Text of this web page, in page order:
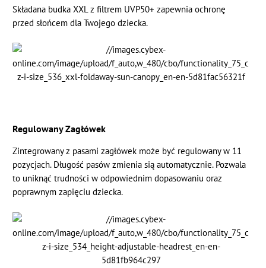
Składana budka XXL z filtrem UVP50+ zapewnia ochronę
przed słońcem dla Twojego dziecka.
Regulowany Zagłówek
Zintegrowany z pasami zagłówek może być regulowany w 11
pozycjach. Długość pasów zmienia sią automatycznie. Pozwala
to uniknąć trudności w odpowiednim dopasowaniu oraz
poprawnym zapięciu dziecka.